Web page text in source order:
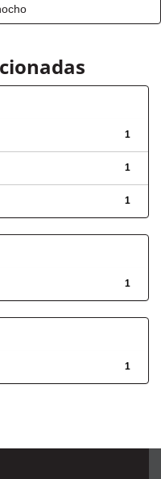
1
1
1
1
1